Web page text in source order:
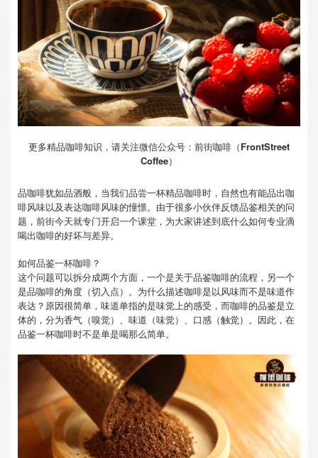
更多精品咖啡知识，请关注微信公众号：前街咖啡（FrontStreet
Coffee）
品咖啡犹如品酒般，当我们品尝一杯精品咖啡时，自然也有能品出咖
啡风味以及表达咖啡风味的憧憬。由于很多小伙伴反馈品鉴相关的问
题，前街今天就专门开启一个课堂，为大家讲述到底什么如何专业滴
喝出咖啡的好坏与差异。
如何品鉴一杯咖啡？
这个问题可以拆分成两个方面，一个是关于品鉴咖啡的流程，另一个
是品咖啡的角度（切入点）。为什么描述咖啡是以风味而不是味道作
表达？原因很简单，味道单指的是味觉上的感受，而咖啡的品鉴是立
体的，分为香气（嗅觉）、味道（味觉）、口感（触觉）。因此，在
品鉴一杯咖啡时不是单是喝那么简单。